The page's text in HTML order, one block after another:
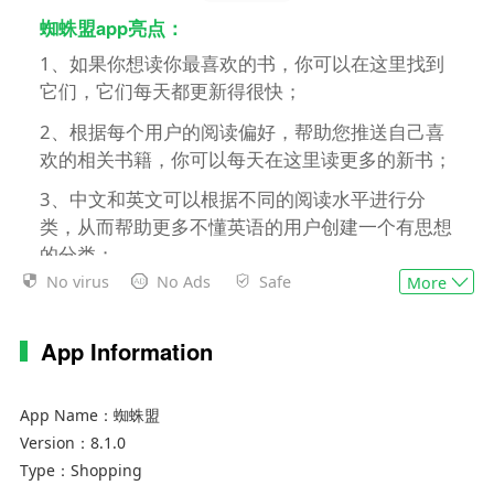
蜘蛛盟app亮点：
1、如果你想读你最喜欢的书，你可以在这里找到
它们，它们每天都更新得很快；
2、根据每个用户的阅读偏好，帮助您推送自己喜
欢的相关书籍，你可以每天在这里读更多的新书；
3、中文和英文可以根据不同的阅读水平进行分
类，从而帮助更多不懂英语的用户创建一个有思想
的分类；
蜘蛛盟app特色：
读要求，
知识，提高你的阅读能力；
3、每天更新大量最新的阅读材料，为您提供丰富
No virus No Ads Safe More
App Information
App Name： 蜘蛛盟
Version： 8.1.0
Type： Shopping